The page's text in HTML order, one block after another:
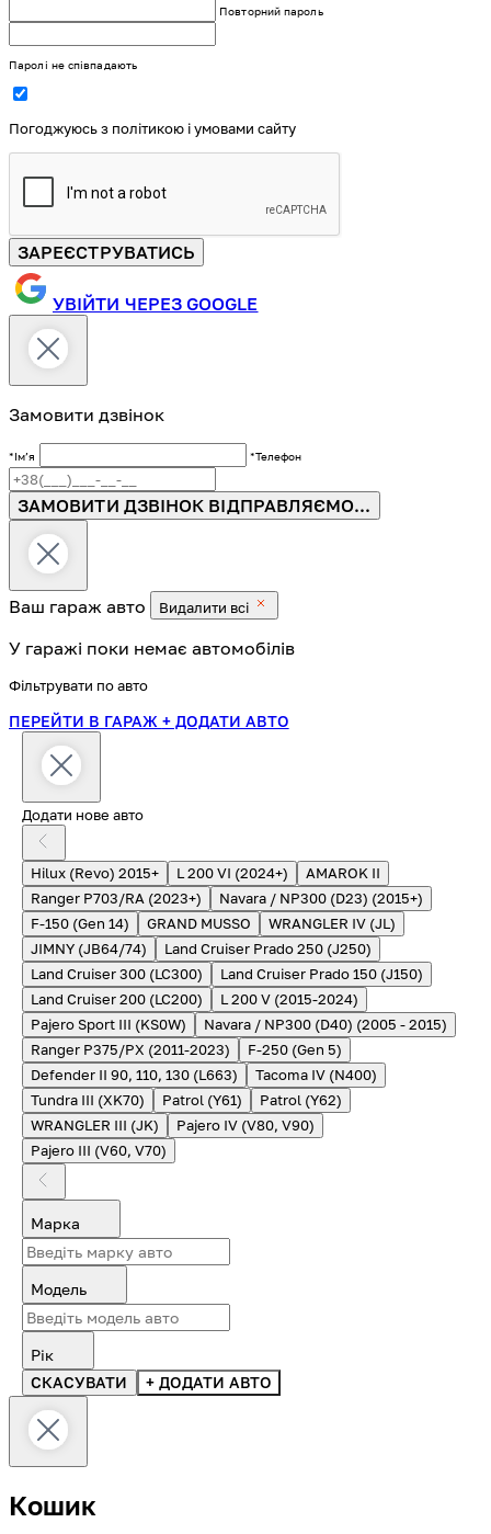
Повторний пароль
Паролі не співпадають
Погоджуюсь з політикою і умовами сайту
ЗАРЕЄСТРУВАТИСЬ
УВІЙТИ ЧЕРЕЗ GOOGLE
Замовити дзвінок
*Імʼя *Телефон
ЗАМОВИТИ ДЗВІНОК ВІДПРАВЛЯЄМО...
Ваш гараж авто Видалити всі
У гаражі поки немає автомобілів
Фільтрувати по авто
ПЕРЕЙТИ В ГАРАЖ + ДОДАТИ АВТО
Додати нове авто
Hilux (Revo) 2015+ L 200 VI (2024+)
AMAROK II
Ranger P703/RA (2023+)
Navara / NP300 (D23) (2015+)
F-150 (Gen 14)
GRAND MUSSO
WRANGLER IV (JL)
JIMNY (JB64/74)
Land Cruiser Prado 250 (J250)
Land Cruiser 300 (LC300)
Land Cruiser Prado 150 (J150)
Land Cruiser 200 (LC200)
L 200 V (2015-2024)
Pajero Sport III (KS0W)
Navara / NP300 (D40) (2005 - 2015)
Ranger P375/PX (2011-2023)
F-250 (Gen 5)
Defender II 90, 110, 130 (L663)
Tacoma IV (N400)
Tundra III (XK70)
Patrol (Y61)
Patrol (Y62)
WRANGLER III (JK)
Pajero IV (V80, V90)
Pajero III (V60, V70)
Марка
Модель
Рік
СКАСУВАТИ
+ ДОДАТИ АВТО
Кошик